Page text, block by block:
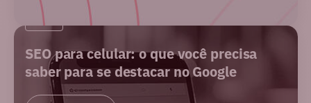
SEO
SEO para celular: o que você precisa
saber para se destacar no Google